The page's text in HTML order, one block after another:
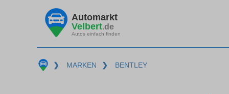
Automarkt
Velbert.de
Autos einfach finden
❯ MARKEN ❯ BENTLEY